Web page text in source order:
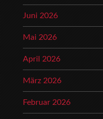
Juni 2026
Mai 2026
April 2026
März 2026
Februar 2026